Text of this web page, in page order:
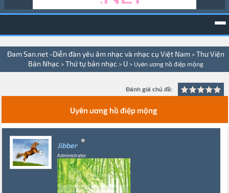
Đam San.net -Diễn đàn yêu âm nhạc và nhạc cụ Việt Nam > Thư Viện
Bản Nhạc > Thứ tự bản nhạc > U > Uyên ương hồ điệp mộng
Đánh giá chủ đề:
Uyên ương hồ điệp mộng
Jibber
Administrator